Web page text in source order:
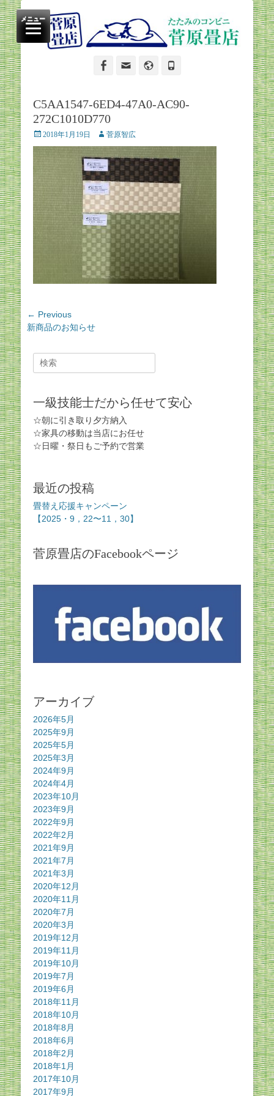
菅原畳店
たたみのコンビニ
Facebook
Email Website
C5AA1547-6ED4-47A0-AC90-
272C1010D770
Posted
on
2018年1月19日 Author
菅原智広
投
稿
ゲ
シ
ョ
ン
← Previous
Previous
新商品のお知らせ
Search
for:
一級技能士だから任せて安心
☆朝に引き取り夕方納入
☆家具の移動は当店にお任せ
☆日曜・祭日もご予約で営業
最近の投稿
畳替え応援キャンペーン
【2025・9，22〜11，30】
菅原畳店のFacebookページ
アーカイブ
2026年5月
2025年9月
2025年5月
2025年3月
2024年9月
2024年4月
2023年10月
2023年9月
2022年9月
2022年2月
2021年9月
2021年7月
2021年3月
2020年12月
2020年11月
2020年7月
2020年3月
2019年12月
2019年11月
2019年10月
2019年7月
2019年6月
2018年11月
2018年10月
2018年8月
2018年6月
2018年2月
2018年1月
2017年10月
2017年9月
メニュー